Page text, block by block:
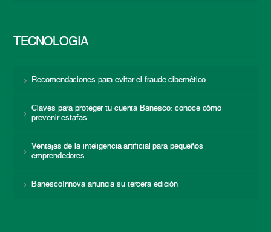
TECNOLOGÍA
Recomendaciones para evitar el fraude cibernético
Claves para proteger tu cuenta Banesco: conoce cómo
prevenir estafas
Ventajas de la inteligencia artificial para pequeños
emprendedores
BanescoInnova anuncia su tercera edición